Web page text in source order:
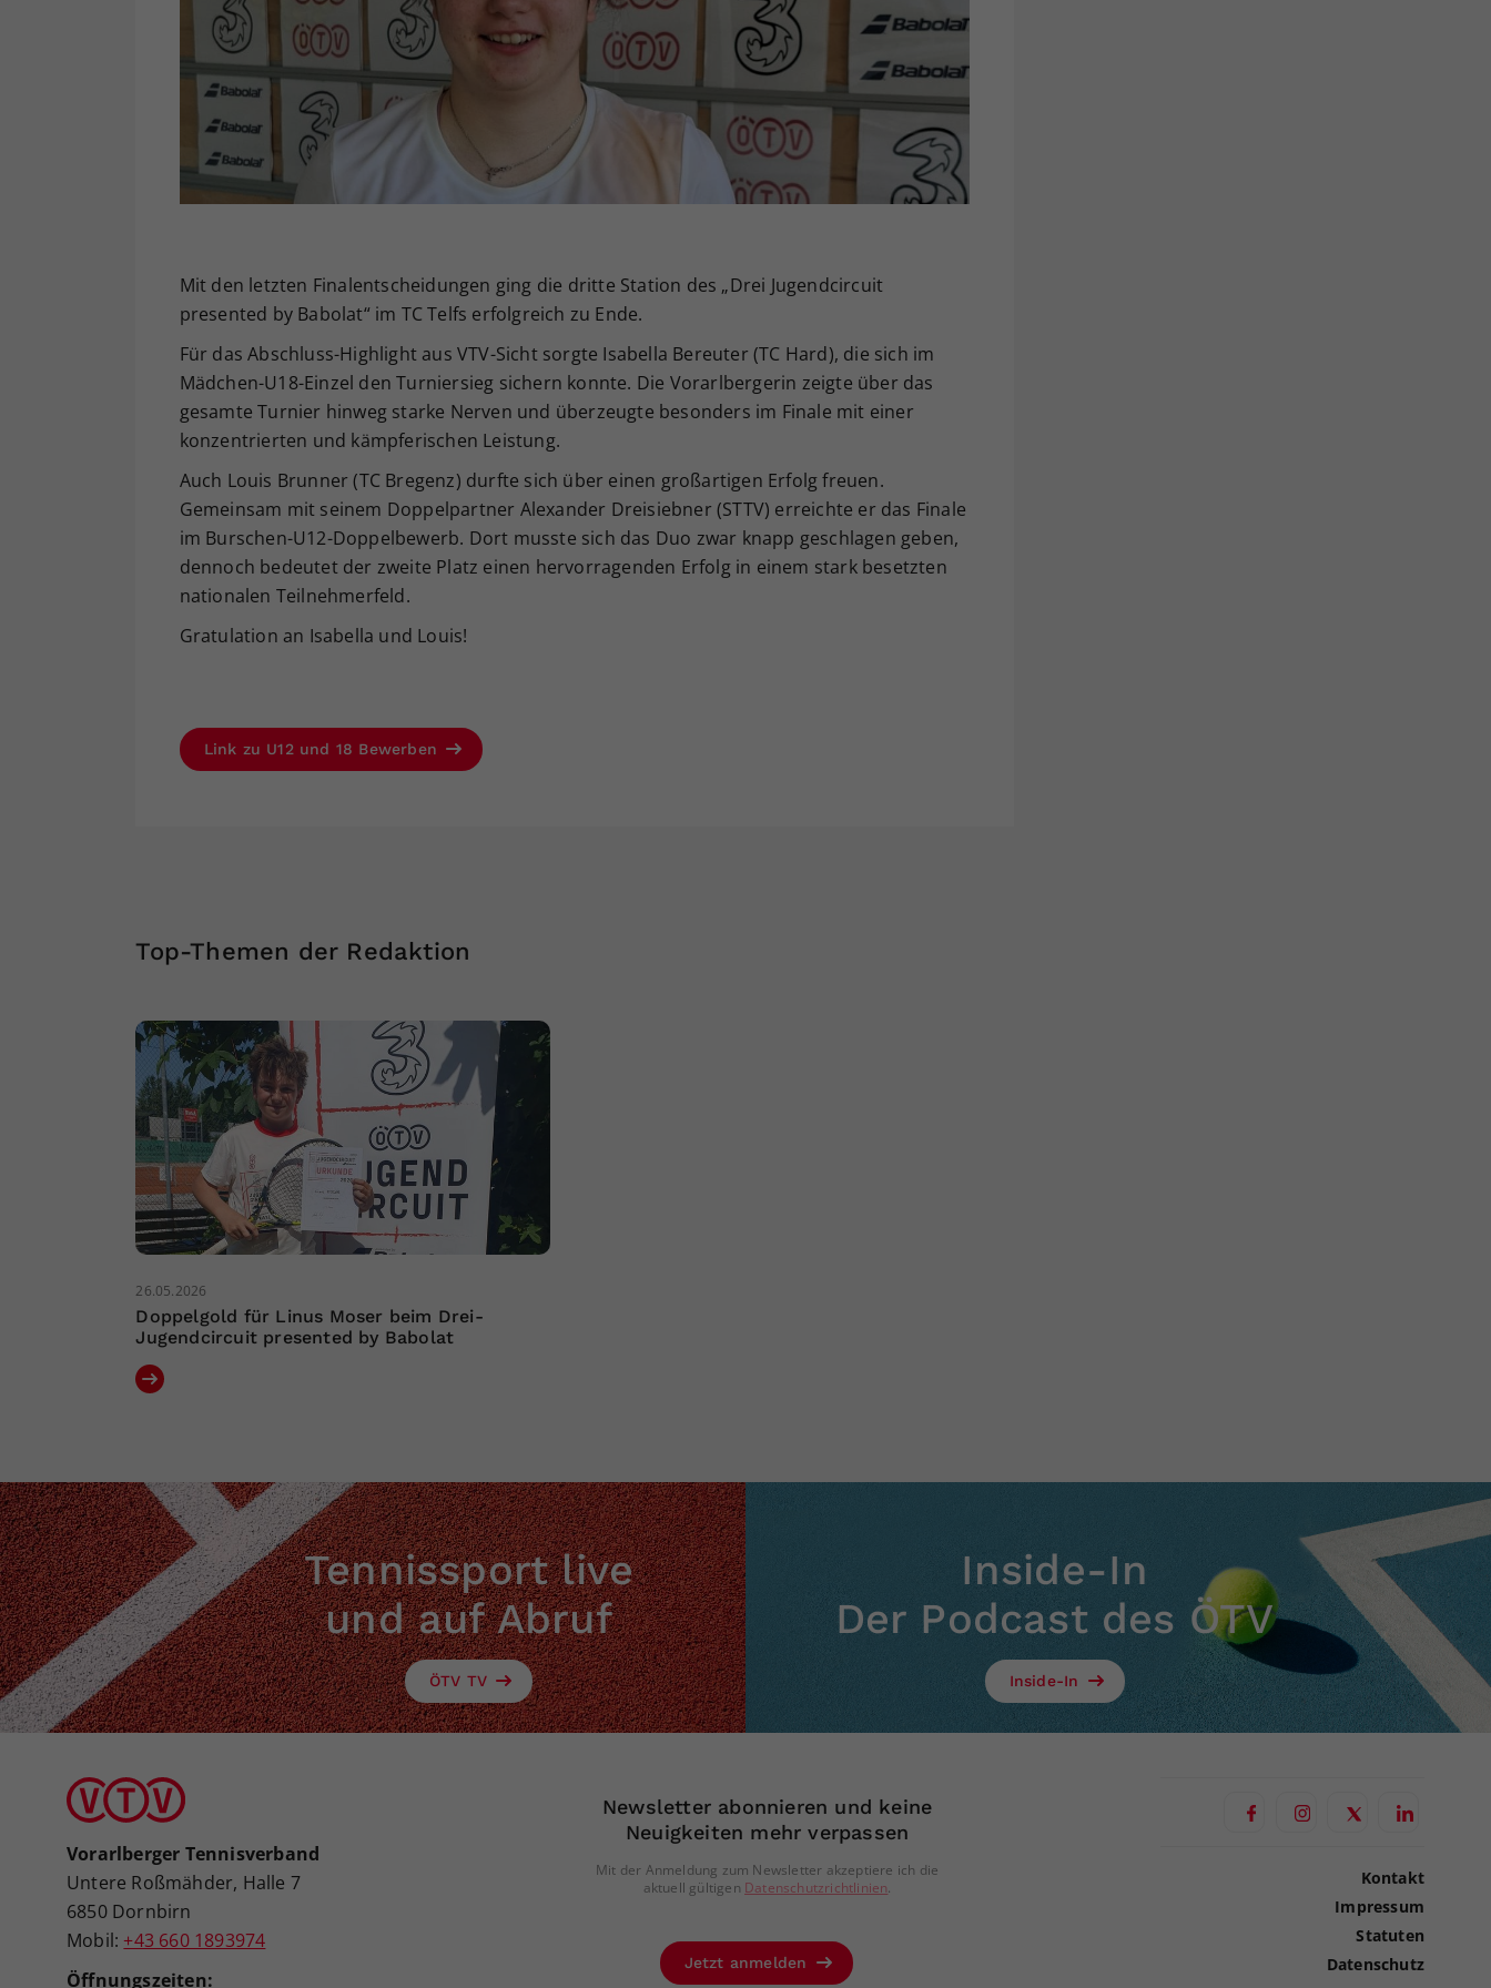
Mit den letzten Finalentscheidungen ging die dritte Station des „Drei Jugendcircuit
presented by Babolat“ im TC Telfs erfolgreich zu Ende.
Für das Abschluss-Highlight aus VTV-Sicht sorgte Isabella Bereuter (TC Hard), die sich im
Mädchen-U18-Einzel den Turniersieg sichern konnte. Die Vorarlbergerin zeigte über das
gesamte Turnier hinweg starke Nerven und überzeugte besonders im Finale mit einer
konzentrierten und kämpferischen Leistung.
Auch Louis Brunner (TC Bregenz) durfte sich über einen großartigen Erfolg freuen.
Gemeinsam mit seinem Doppelpartner Alexander Dreisiebner (STTV) erreichte er das Finale
im Burschen-U12-Doppelbewerb. Dort musste sich das Duo zwar knapp geschlagen geben,
dennoch bedeutet der zweite Platz einen hervorragenden Erfolg in einem stark besetzten
nationalen Teilnehmerfeld.
Gratulation an Isabella und Louis!
Link zu U12 und 18 Bewerben
Top-Themen der Redaktion
26.05.2026
Doppelgold für Linus Moser beim Drei-
Jugendcircuit presented by Babolat
Tennissport live
und auf Abruf
ÖTV TV
Inside-In
Der Podcast des ÖTV
Inside-In
Vorarlberger Tennisverband
Untere Roßmähder, Halle 7
6850 Dornbirn
Mobil: +43 660 1893974
Öffnungszeiten:
Newsletter abonnieren und keine
Neuigkeiten mehr verpassen
Mit der Anmeldung zum Newsletter akzeptiere ich die
aktuell gültigen Datenschutzrichtlinien.
Jetzt anmelden
Kontakt
Impressum
Statuten
Datenschutz
Ihrer vorgenommen Einstellungen, falls der
Webseiten-Betreiber dies eingestellt hat.